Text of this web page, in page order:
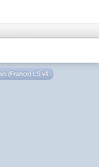
(France) LS v4